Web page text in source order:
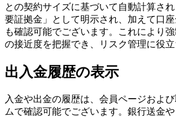
との契約サイズに基づいて自動計算さ
要証拠金」として明示され、加えて口
も確認可能でございます。これにより
の接近度を把握でき、リスク管理に役立
出入金履歴の表示
入金や出金の履歴は、会員ページおよ
ムで確認可能でございます。銀行送金